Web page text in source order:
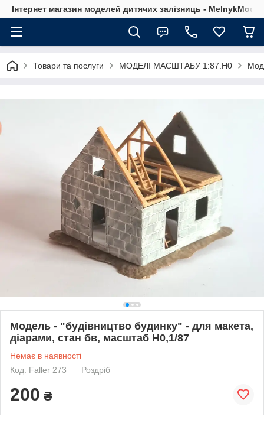
Інтернет магазин моделей дитячих залізниць -
Товари та послуги МОДЕЛІ МАСШТАБУ 1:87.H0
Модель - "будiвництво будинку" - для макета,
діарами, стан бв, масштаб H0,1/87
Немає в наявності
Код: Faller 273
Роздріб
200 ₴